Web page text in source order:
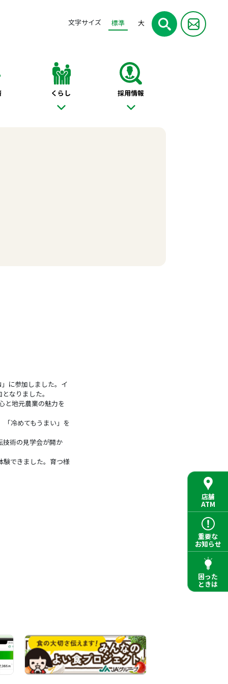
くらし 採用情報
店舗
ATM
重要な
お知らせ
困った
ときは
文字サイズ 標準 大
に参加しました。イ
なりました。
と地元農業の魅力を
冷めてもうまい」を
技術の見学会が開か
験できました。育つ様